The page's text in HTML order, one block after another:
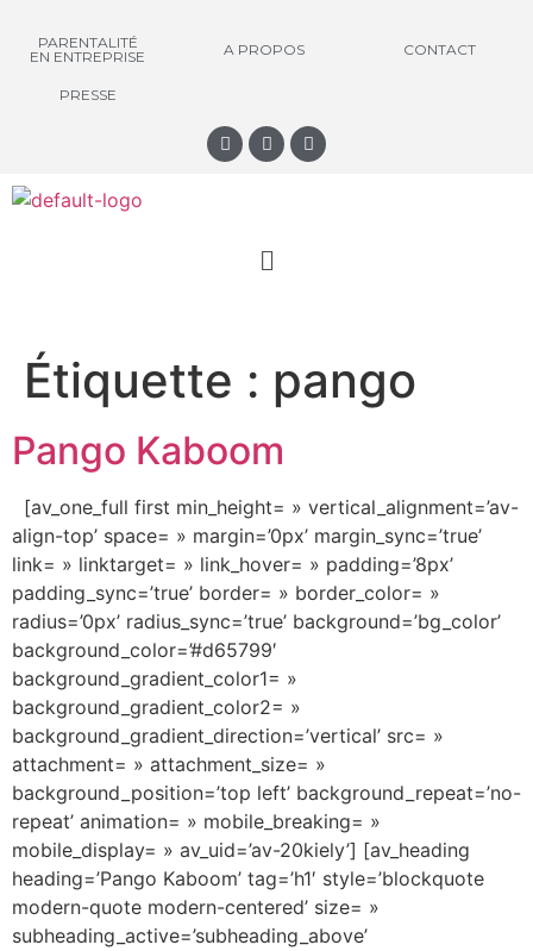
PARENTALITÉ
EN ENTREPRISE
A PROPOS CONTACT
PRESSE
Étiquette : pango
Pango Kaboom
[av_one_full first min_height= » vertical_alignment=’av-
align-top’ space= » margin=’0px’ margin_sync=’true’
link= » linktarget= » link_hover= » padding=’8px’
padding_sync=’true’ border= » border_color= »
radius=’0px’ radius_sync=’true’ background=’bg_color’
background_color=’#d65799′
background_gradient_color1= »
background_gradient_color2= »
background_gradient_direction=’vertical’ src= »
attachment= » attachment_size= »
background_position=’top left’ background_repeat=’no-
repeat’ animation= » mobile_breaking= »
mobile_display= » av_uid=’av-20kiely’] [av_heading
heading=’Pango Kaboom’ tag=’h1′ style=’blockquote
modern-quote modern-centered’ size= »
subheading_active=’subheading_above’